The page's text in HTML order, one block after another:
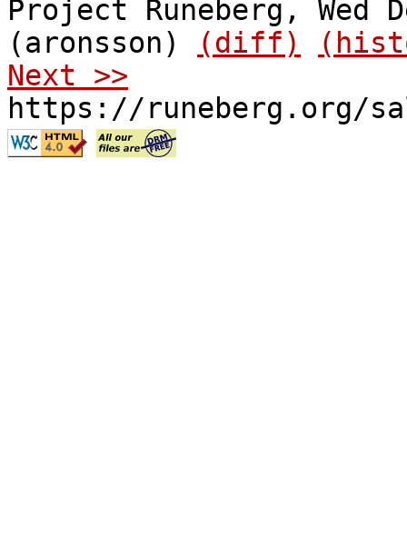
Project Runeberg, Wed
(aronsson)
(diff)
Next >>
https://runeberg.org/